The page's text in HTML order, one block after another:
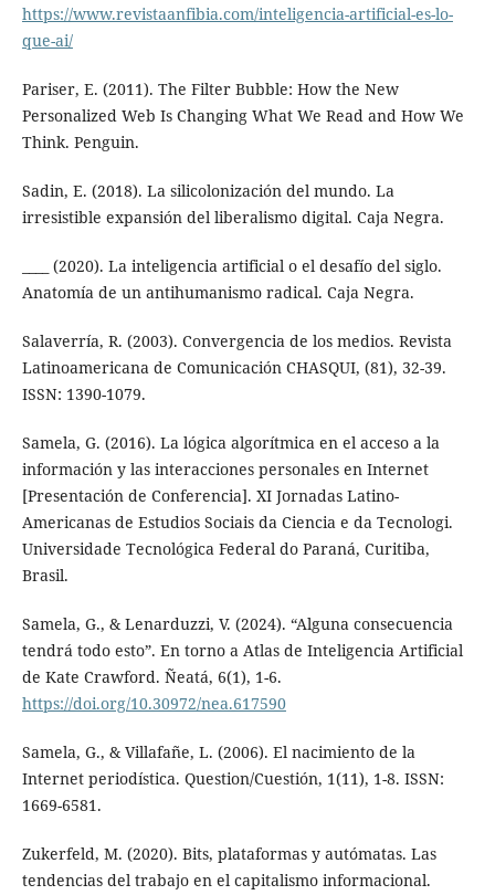
https://www.revistaanfibia.com/inteligencia-artificial-es-lo-
que-ai/
Pariser, E. (2011). The Filter Bubble: How the New
Personalized Web Is Changing What We Read and How We
Think. Penguin.
Sadin, E. (2018). La silicolonización del mundo. La
irresistible expansión del liberalismo digital. Caja Negra.
____ (2020). La inteligencia artificial o el desafío del siglo.
Anatomía de un antihumanismo radical. Caja Negra.
Salaverría, R. (2003). Convergencia de los medios. Revista
Latinoamericana de Comunicación CHASQUI, (81), 32-39.
ISSN: 1390-1079.
Samela, G. (2016). La lógica algorítmica en el acceso a la
información y las interacciones personales en Internet
[Presentación de Conferencia]. XI Jornadas Latino-
Americanas de Estudios Sociais da Ciencia e da Tecnologi.
Universidade Tecnológica Federal do Paraná, Curitiba,
Brasil.
Samela, G., & Lenarduzzi, V. (2024). “Alguna consecuencia
tendrá todo esto”. En torno a Atlas de Inteligencia Artificial
de Kate Crawford. Ñeatá, 6(1), 1-6.
https://doi.org/10.30972/nea.617590
Samela, G., & Villafañe, L. (2006). El nacimiento de la
Internet periodística. Question/Cuestión, 1(11), 1-8. ISSN:
1669-6581.
Zukerfeld, M. (2020). Bits, plataformas y autómatas. Las
tendencias del trabajo en el capitalismo informacional.